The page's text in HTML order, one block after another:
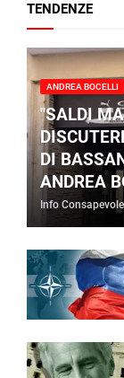
TENDENZE
ANDREA BOCELLI
"SALDI
DI
ANDREA
Info Consapevole